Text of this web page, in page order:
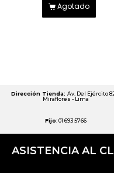
Agotado
Dirección Tienda: Av. Del Ejército
Miraflores - Lima
Fijo: 01 693 5766
ASISTENCIA AL